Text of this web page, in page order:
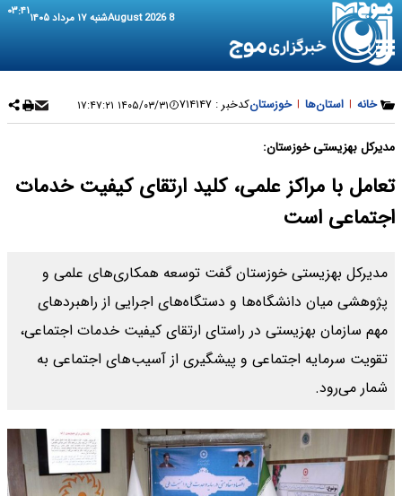
8 August 2026 شنبه ۱۷ مرداد ۱۴۰۵ ۰۳:۴۱
خانه | استان‌ها | خوزستانکدخبر : ۷۱۴۱۴۷ ۱۴۰۵/۰۳/۳۱ ۱۷:۴۷:۲۱
مدیرکل بهزیستی خوزستان:
تعامل با مراکز علمی، کلید ارتقای کیفیت خدمات
اجتماعی است
مدیرکل بهزیستی خوزستان گفت توسعه همکاری‌های علمی و
پژوهشی میان دانشگاه‌ها و دستگاه‌های اجرایی از راهبردهای
مهم سازمان بهزیستی در راستای ارتقای کیفیت خدمات اجتماعی،
تقویت سرمایه اجتماعی و پیشگیری از آسیب‌های اجتماعی به
شمار می‌رود.